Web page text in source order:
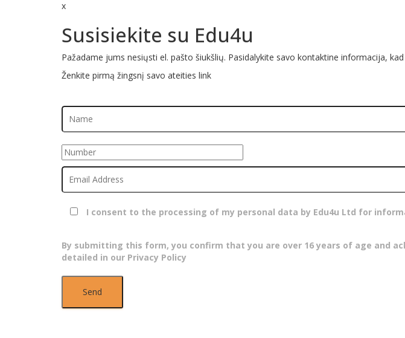
x
Susisiekite su Edu4u
Pažadame jums nesiųsti el. pašto šiukšlių. Pasidalykite savo kontaktine informacija,
Ženkite pirmą žingsnį savo ateities link
I consent to the processing of my personal data by Edu4u Ltd for
By submitting this form, you confirm that you are over 16 years of age and
detailed in our Privacy Policy